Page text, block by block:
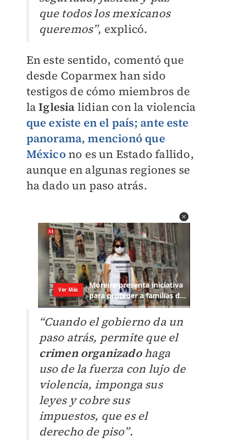
que todos los mexicanos
queremos”, explicó.
En este sentido, comentó que
desde Coparmex han sido
testigos de cómo miembros de
laIglesia lidian con la violencia
que existe en el país; ante este
panorama, mencionó que
México no es un Estado fallido,
aunque en algunas regiones se
ha dado un paso atrás.
“Cuando el gobierno da un
paso atrás, permite que el
crimen organizadohaga
uso de la fuerza con lujo de
violencia, imponga sus
leyes y cobre sus
impuestos, que es el
derecho de piso”.